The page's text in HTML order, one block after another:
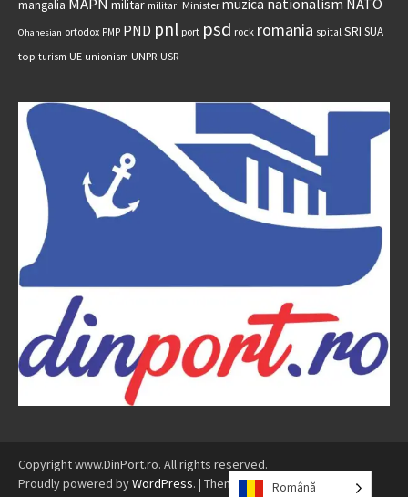
mangalia militar militari Minister muzica
Ohanesian ortodox PMP PND pnl port psd rock romania spital SRI SUA
top turism UE unionism UNPR USR
Copyright www.DinPort.ro. All rights reserved.
Proudly powered byWordPress. | Theme: Awaken byThemezHut .
Română